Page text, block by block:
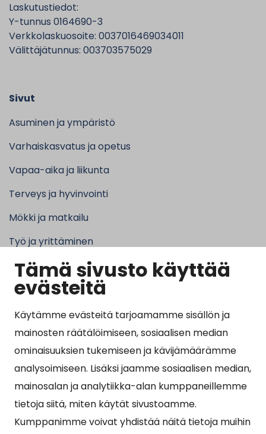
Tämä sivusto käyttää
evästeitä
Käytämme evästeitä tarjoamamme sisällön ja
mainosten räätälöimiseen, sosiaalisen median
ominaisuuksien tukemiseen ja kävijämäärämme
analysoimiseen. Lisäksi jaamme sosiaalisen median,
mainosalan ja analytiikka-alan kumppaneillemme
tietoja siitä, miten käytät sivustoamme.
Kumppanimme voivat yhdistää näitä tietoja muihin
Laskutustiedot:
Y-tunnus 0164690-3
Verkkolaskuosoite: 0037016469034011
Välittäjätunnus: 003703575029
Sivut
Asuminen ja ympäristö
Varhaiskasvatus ja opetus
Vapaa-aika ja liikunta
Terveys ja hyvinvointi
Mökki ja matkailu
Työ ja yrittäminen
Kunta ja hallinto
Suosituimmat sivut
Esityslistat, pöytäkirjat, viranhaltijapäätökset ja
kuulutukset
Tietoa ja ohjeistusta koronavirukseen liittyen
Asiointipiste